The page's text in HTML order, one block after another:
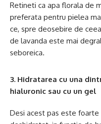
Retineti ca apa florala de
preferata pentru pielea
ce, spre deosebire de
de lavanda este mai
seboreica.
3. Hidratarea cu una
hialuronic sau cu un gel
Desi acest pas este